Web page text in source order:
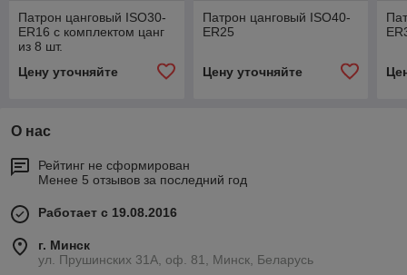
Патрон цанговый ISO30-
ER16 с комплектом цанг
из 8 шт.
Цену уточняйте
Патрон цанговый ISO40-
ER25
Цену уточняйте
О нас
Рейтинг не сформирован
Менее 5 отзывов за последний год
Работает с 19.08.2016
г. Минск
ул. Прушинских 31А, оф. 81, Минск, Беларусь